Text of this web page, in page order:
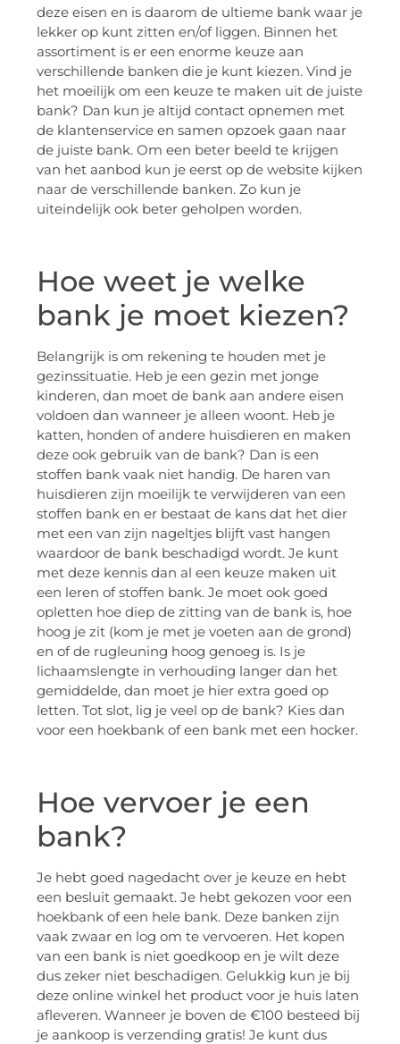
deze eisen en is daarom de ultieme bank waar je
lekker op kunt zitten en/of liggen. Binnen het
assortiment is er een enorme keuze aan
verschillende banken die je kunt kiezen. Vind je
het moeilijk om een keuze te maken uit de juiste
bank? Dan kun je altijd contact opnemen met
de klantenservice en samen opzoek gaan naar
de juiste bank. Om een beter beeld te krijgen
van het aanbod kun je eerst op de website kijken
naar de verschillende banken. Zo kun je
uiteindelijk ook beter geholpen worden.
Hoe weet je welke
bank je moet kiezen?
Belangrijk is om rekening te houden met je
gezinssituatie. Heb je een gezin met jonge
kinderen, dan moet de bank aan andere eisen
voldoen dan wanneer je alleen woont. Heb je
katten, honden of andere huisdieren en maken
deze ook gebruik van de bank? Dan is een
stoffen bank vaak niet handig. De haren van
huisdieren zijn moeilijk te verwijderen van een
stoffen bank en er bestaat de kans dat het dier
met een van zijn nageltjes blijft vast hangen
waardoor de bank beschadigd wordt. Je kunt
met deze kennis dan al een keuze maken uit
een leren of stoffen bank. Je moet ook goed
opletten hoe diep de zitting van de bank is, hoe
hoog je zit (kom je met je voeten aan de grond)
en of de rugleuning hoog genoeg is. Is je
lichaamslengte in verhouding langer dan het
gemiddelde, dan moet je hier extra goed op
letten. Tot slot, lig je veel op de bank? Kies dan
voor een hoekbank of een bank met een hocker.
Hoe vervoer je een
bank?
Je hebt goed nagedacht over je keuze en hebt
een besluit gemaakt. Je hebt gekozen voor een
hoekbank of een hele bank. Deze banken zijn
vaak zwaar en log om te vervoeren. Het kopen
van een bank is niet goedkoop en je wilt deze
dus zeker niet beschadigen. Gelukkig kun je bij
deze online winkel het product voor je huis laten
afleveren. Wanneer je boven de €100 besteed bij
je aankoop is verzending gratis! Je kunt dus